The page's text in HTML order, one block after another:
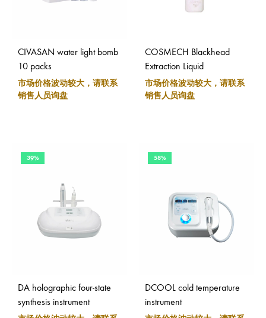
CIVASAN water light bomb
10 packs
市场价格波动较大，请联系
销售人员询盘
COSMECH Blackhead
Extraction Liquid
市场价格波动较大，请联系
销售人员询盘
39%
DA holographic four-state
synthesis instrument
58%
DCOOL cold temperature
instrument